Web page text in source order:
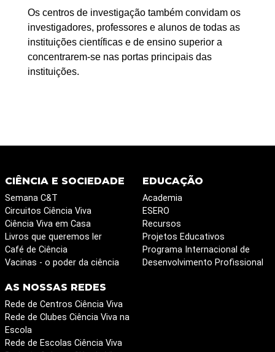
Os centros de investigação também convidam os
investigadores, professores e alunos de todas as
instituições científicas e de ensino superior a
concentrarem-se nas portas principais das
instituições.
CIÊNCIA E SOCIEDADE
Semana C&T
Circuitos Ciência Viva
Ciência Viva em Casa
Livros que queremos ler
Café de Ciência
Vacinas - o poder da ciência
EDUCAÇÃO
Academia
ESERO
Recursos
Projetos Educativos
Programa Internacional de
Desenvolvimento Profissional
AS NOSSAS REDES
Rede de Centros Ciência Viva
Rede de Clubes Ciência Viva na
Escola
Rede de Escolas Ciência Viva